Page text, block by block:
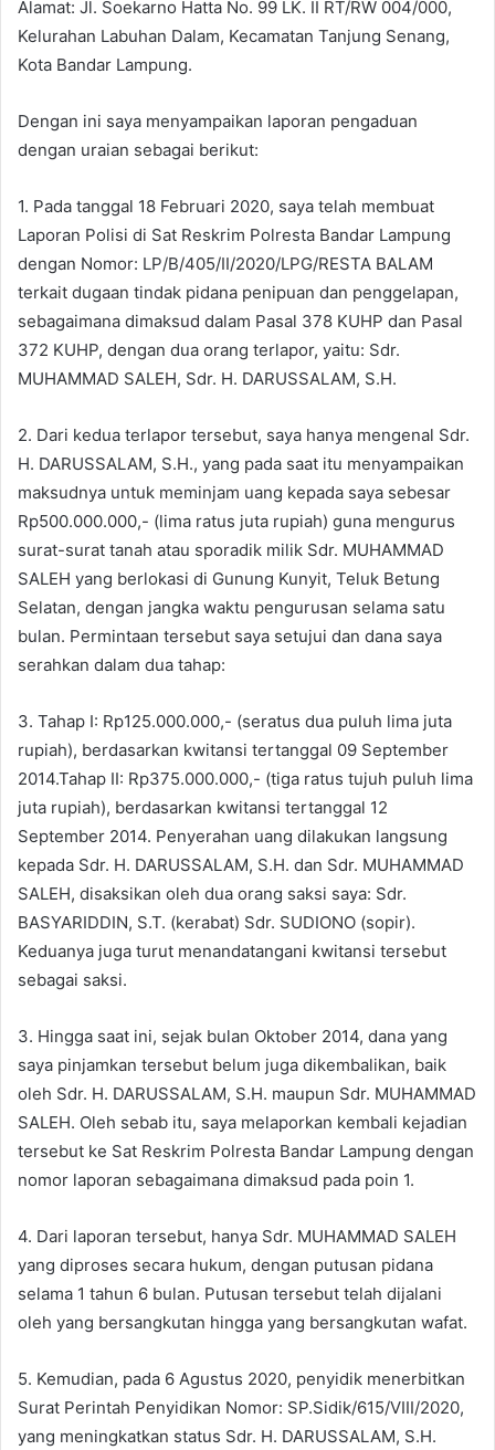
Alamat: Jl. Soekarno Hatta No. 99 LK. II RT/RW 004/000,
Kelurahan Labuhan Dalam, Kecamatan Tanjung Senang,
Kota Bandar Lampung.
Dengan ini saya menyampaikan laporan pengaduan
dengan uraian sebagai berikut:
1. Pada tanggal 18 Februari 2020, saya telah membuat
Laporan Polisi di Sat Reskrim Polresta Bandar Lampung
dengan Nomor: LP/B/405/II/2020/LPG/RESTA BALAM
terkait dugaan tindak pidana penipuan dan penggelapan,
sebagaimana dimaksud dalam Pasal 378 KUHP dan Pasal
372 KUHP, dengan dua orang terlapor, yaitu: Sdr.
MUHAMMAD SALEH, Sdr. H. DARUSSALAM, S.H.
2. Dari kedua terlapor tersebut, saya hanya mengenal Sdr.
H. DARUSSALAM, S.H., yang pada saat itu menyampaikan
maksudnya untuk meminjam uang kepada saya sebesar
Rp500.000.000,- (lima ratus juta rupiah) guna mengurus
surat-surat tanah atau sporadik milik Sdr. MUHAMMAD
SALEH yang berlokasi di Gunung Kunyit, Teluk Betung
Selatan, dengan jangka waktu pengurusan selama satu
bulan. Permintaan tersebut saya setujui dan dana saya
serahkan dalam dua tahap:
3. Tahap I: Rp125.000.000,- (seratus dua puluh lima juta
rupiah), berdasarkan kwitansi tertanggal 09 September
2014.Tahap II: Rp375.000.000,- (tiga ratus tujuh puluh lima
juta rupiah), berdasarkan kwitansi tertanggal 12
September 2014. Penyerahan uang dilakukan langsung
kepada Sdr. H. DARUSSALAM, S.H. dan Sdr. MUHAMMAD
SALEH, disaksikan oleh dua orang saksi saya: Sdr.
BASYARIDDIN, S.T. (kerabat) Sdr. SUDIONO (sopir).
Keduanya juga turut menandatangani kwitansi tersebut
sebagai saksi.
3. Hingga saat ini, sejak bulan Oktober 2014, dana yang
saya pinjamkan tersebut belum juga dikembalikan, baik
oleh Sdr. H. DARUSSALAM, S.H. maupun Sdr. MUHAMMAD
SALEH. Oleh sebab itu, saya melaporkan kembali kejadian
tersebut ke Sat Reskrim Polresta Bandar Lampung dengan
nomor laporan sebagaimana dimaksud pada poin 1.
4. Dari laporan tersebut, hanya Sdr. MUHAMMAD SALEH
yang diproses secara hukum, dengan putusan pidana
selama 1 tahun 6 bulan. Putusan tersebut telah dijalani
oleh yang bersangkutan hingga yang bersangkutan wafat.
5. Kemudian, pada 6 Agustus 2020, penyidik menerbitkan
Surat Perintah Penyidikan Nomor: SP.Sidik/615/VIII/2020,
yang meningkatkan status Sdr. H. DARUSSALAM, S.H.